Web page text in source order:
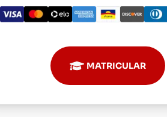
MATRICULAR